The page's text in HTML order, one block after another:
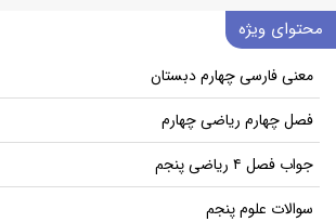
محتوای ویژه
معنی فارسی چهارم دبستان
فصل چهارم ریاضی چهارم
جواب فصل ۴ ریاضی پنجم
سوالات علوم پنجم